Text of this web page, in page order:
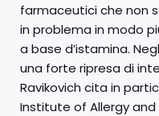
farmaceutici che non
in problema in modo
a base d’istamina.
una forte ripresa di
Ravikovich cita in
Institute of Allergy and